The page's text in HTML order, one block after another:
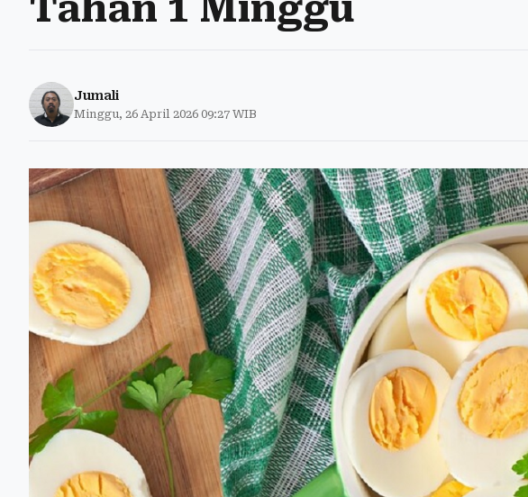
Jumali
Minggu, 26 April 2026 09:27 WIB